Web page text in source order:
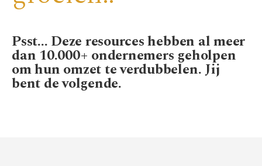
Psst... Deze resources hebben al meer
dan 10.000+ ondernemers geholpen
om hun omzet te verdubbelen. Jij
bent de volgende.